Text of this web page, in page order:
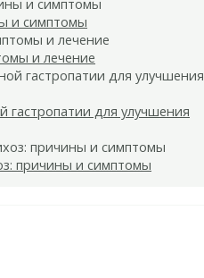
и симптомы
и лечение
гастропатии для улучшения
причины и симптомы